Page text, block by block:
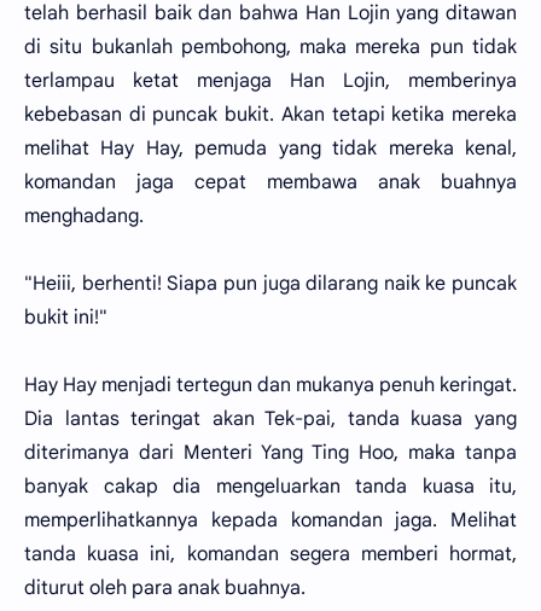
telah berhasil baik dan bahwa Han Lojin yang ditawan
di situ bukanlah pembohong, maka mereka pun tidak
terlampau ketat menjaga Han Lojin, memberinya
kebebasan di puncak bukit. Akan tetapi ketika mereka
melihat Hay Hay, pemuda yang tidak mereka kenal,
komandan jaga cepat membawa anak buahnya
menghadang.
"Heiii, berhenti! Siapa pun juga dilarang naik ke puncak
bukit ini!"
Hay Hay menjadi tertegun dan mukanya penuh keringat.
Dia lantas teringat akan Tek-pai, tanda kuasa yang
diterimanya dari Menteri Yang Ting Hoo, maka tanpa
banyak cakap dia mengeluarkan tanda kuasa itu,
memperlihatkannya kepada komandan jaga. Melihat
tanda kuasa ini, komandan segera memberi hormat,
diturut oleh para anak buahnya.